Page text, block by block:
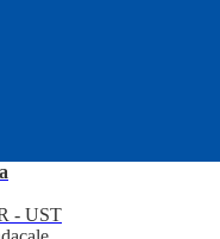
- UST